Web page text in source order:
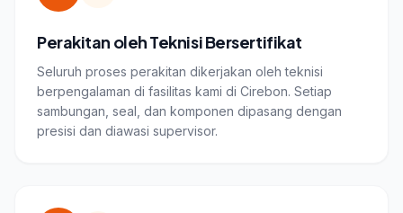
Perakitan oleh Teknisi Bersertifikat
Seluruh proses perakitan dikerjakan oleh teknisi
berpengalaman di fasilitas kami di Cirebon. Setiap
sambungan, seal, dan komponen dipasang dengan
presisi dan diawasi supervisor.